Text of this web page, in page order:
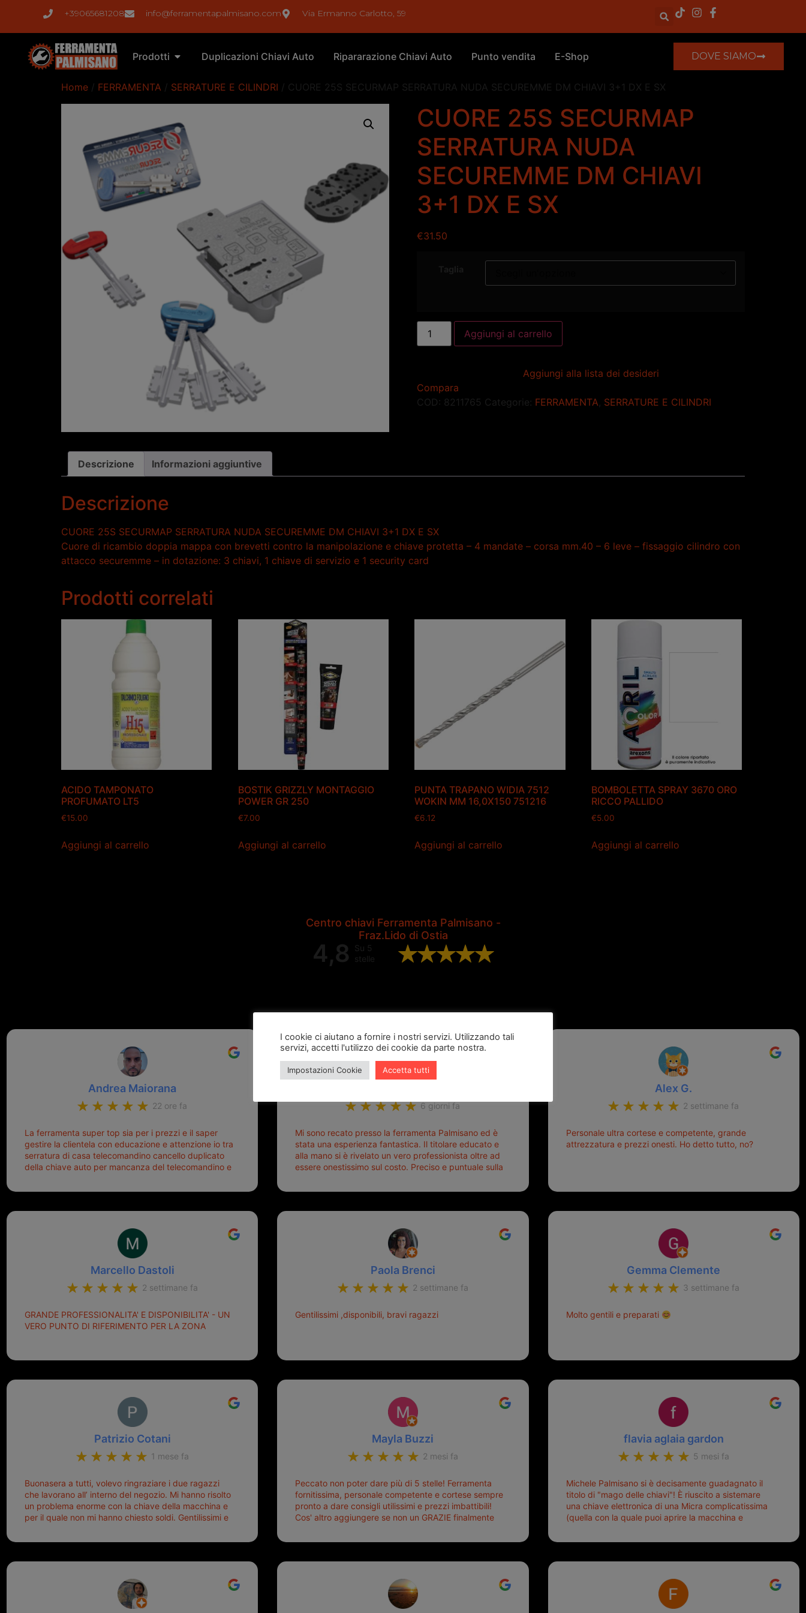
+39065681208 info@ferramentapalmisano.com Via Ermanno Carlotto, 59
Prodotti Duplicazioni Chiavi Auto Ripararazione Chiavi Auto Punto vendita E-Shop DOVE SIAMO
Home / FERRAMENTA / SERRATURE E CILINDRI / CUORE 25S SECURMAP SERRATURA NUDA SECUREMME DM CHIAVI 3+1 DX E SX
CUORE 25S SECURMAP
SERRATURA NUDA
SECUREMME DM CHIAVI
3+1 DX E SX
€31.50
Aggiungi al carrello
Aggiungi alla lista dei desideri
Compara
COD: 8211765 Categorie: FERRAMENTA SERRATURE E CILINDRI
Descrizione Informazioni aggiuntive
Descrizione
CUORE 25S SECURMAP SERRATURA NUDA SECUREMME DM CHIAVI 3+1 DX E SX
Cuore di ricambio doppia mappa con brevetti contro la manipolazione e chiave protetta – 4 mandate – corsa mm.40 – 6 leve – fissaggio cilindro con
attacco securemme – in dotazione: 3 chiavi, 1 chiave di servizio e 1 security card
Prodotti correlati
ACIDO TAMPONATO
PROFUMATO LT5
€15.00
Aggiungi al carrello
BOSTIK GRIZZLY MONTAGGIO
POWER GR 250
€7.00
Aggiungi al carrello
PUNTA TRAPANO WIDIA 7512
WOKIN MM 16,0X150 751216
€6.12
Aggiungi al carrello
BOMBOLETTA SPRAY 3670 ORO
RICCO PALLIDO
€5.00
Aggiungi al carrello
Centro chiavi Ferramenta Palmisano -
Fraz.Lido di Ostia
4,8
Su 5
stelle
Andrea Maiorana
22 ore fa
La ferramenta super top sia per i prezzi e il saper
gestire la clientela con educazione e attenzione io tra
serratura di casa telecomandino cancello duplicato
della chiave auto per mancanza del telecomandino e
meglio ferramenta de ostia e poi il prorietario il signor
6 giorni fa
Mi sono recato presso la ferramenta Palmisano ed è
stata una esperienza fantastica. Il titolare educato e
alla mano si è rivelato un vero professionista oltre ad
essere onestissimo sul costo. Preciso e puntuale sulla
Alex G.
2 settimane fa
Personale ultra cortese e competente, grande
attrezzatura e prezzi onesti. Ho detto tutto, no?
Marcello Dastoli
2 settimane fa
GRANDE PROFESSIONALITA' E DISPONIBILITA' - UN
VERO PUNTO DI RIFERIMENTO PER LA ZONA
Paola Brenci
2 settimane fa
Gentilissimi ,disponibili, bravi ragazzi
Gemma Clemente
3 settimane fa
Molto gentili e preparati
Patrizio Cotani
1 mese fa
Buonasera a tutti, volevo ringraziare i due ragazzi
che lavorano all’ interno del negozio. Mi hanno risolto
un problema enorme con la chiave della macchina e
per il quale non mi hanno chiesto soldi. Gentilissimi e
Sicuramente tornerò qui per qualsiasi altro problema.
Mayla Buzzi
2 mesi fa
Peccato non poter dare più di 5 stelle! Ferramenta
fornitissima, personale competente e cortese sempre
pronto a dare consigli utilissimi e prezzi imbattibili!
Cos' altro aggiungere se non un GRAZIE finalmente
siete il mio riferimento. Ah dimenticavo...da loro sono
trove! Top top top!!!
flavia aglaia gardon
5 mesi fa
Michele Palmisano si è decisamente guadagnato il
titolo di "mago delle chiavi"! È riuscito a sistemare
una chiave elettronica di una Micra complicatissima
(quella con la quale puoi aprire la macchina e
borsa!) che era pronta per la pattumiera... Avevo
pietose, si era perso il coperchietto, la chiave era
bisognava stare attenti che non ti staccasse la
chiave dal blocchetto e talvolta non faceva bene il
contatto nel quadro e bisognava armeggiare un po',
I cookie ci aiutano a fornire i nostri servizi. Utilizzando tali
servizi, accetti l'utilizzo dei cookie da parte nostra.
Impostazioni Cookie Accetta tutti